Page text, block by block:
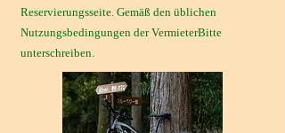
Reservierungsseite. Gemäß den üblichen
Nutzungsbedingungen der Vermieter​Bitte
unterschreiben.